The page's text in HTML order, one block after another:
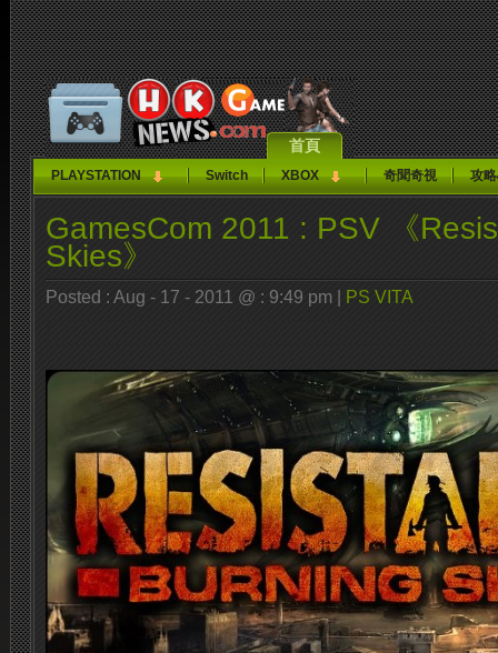
首頁
PLAYSTATION Switch XBOX 奇聞奇視 攻
GamesCom 2011 : PSV 《
Skies》
Posted : Aug - 17 - 2011 @ : 9:49 pm | PS VITA